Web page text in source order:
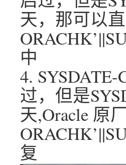
天，那可以
中
4.
过，但是
天,Oracle 原
复